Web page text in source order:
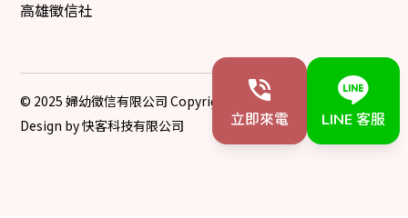
立即來電 LINE 客服
高雄徵信社
© 2025 婦幼徵信有限公司 Copyright All Rights Reserved
Design by 快客科技有限公司